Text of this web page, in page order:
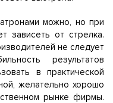
можно, но при
зависеть от стрелка.
не следует
результатов
в практической
желательно хорошо
рынке фирмы.